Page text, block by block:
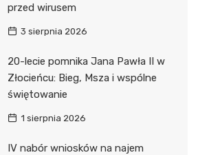
przed wirusem
3 sierpnia 2026
20-lecie pomnika Jana Pawła II w
Złocieńcu: Bieg, Msza i wspólne
świętowanie
1 sierpnia 2026
IV nabór wniosków na najem